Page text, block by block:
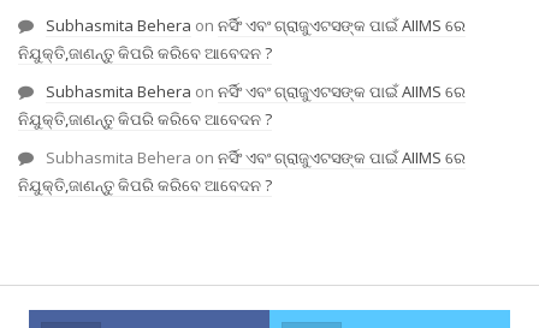
Subhasmita Behera on ନର୍ସିଂ ଏବଂ ଗ୍ରାଜୁଏଟସଙ୍କ ପାଇଁ AIIMS ରେ
ନିଯୁକ୍ତି,ଜାଣନ୍ତୁ କିପରି କରିବେ ଆବେଦନ ?
Subhasmita Behera on ନର୍ସିଂ ଏବଂ ଗ୍ରାଜୁଏଟସଙ୍କ ପାଇଁ AIIMS ରେ
ନିଯୁକ୍ତି,ଜାଣନ୍ତୁ କିପରି କରିବେ ଆବେଦନ ?
Subhasmita Behera on ନର୍ସିଂ ଏବଂ ଗ୍ରାଜୁଏଟସଙ୍କ ପାଇଁ AIIMS ରେ
ନିଯୁକ୍ତି,ଜାଣନ୍ତୁ କିପରି କରିବେ ଆବେଦନ ?